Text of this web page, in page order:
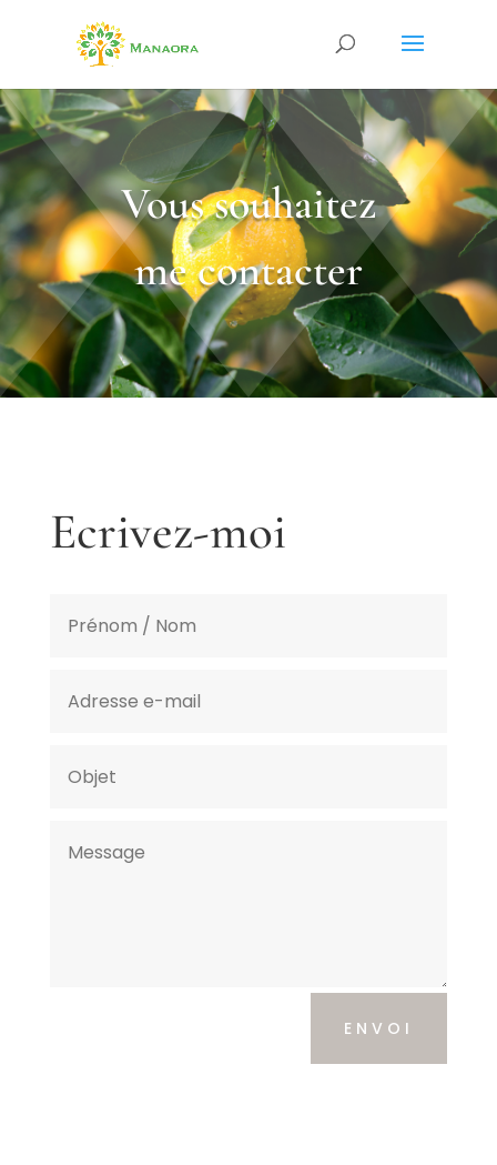
Vous souhaitez
me contacter
Ecrivez-moi
ENVOI